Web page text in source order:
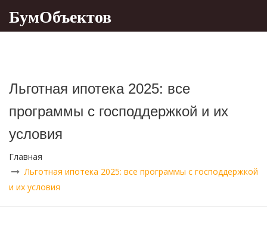
БумОбъектов
Льготная ипотека 2025: все
программы с господдержкой и их
условия
Главная
Льготная ипотека 2025: все программы с господдержкой
и их условия